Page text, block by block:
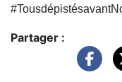
Partager :